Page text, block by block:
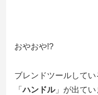
おやおや!?
ブレンドツールして
「ハンドル」が出て